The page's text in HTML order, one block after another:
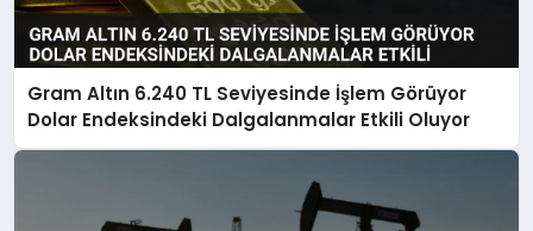
Gram Altın 6.240 TL Seviyesinde İşlem Görüyor
Dolar Endeksindeki Dalgalanmalar Etkili Oluyor